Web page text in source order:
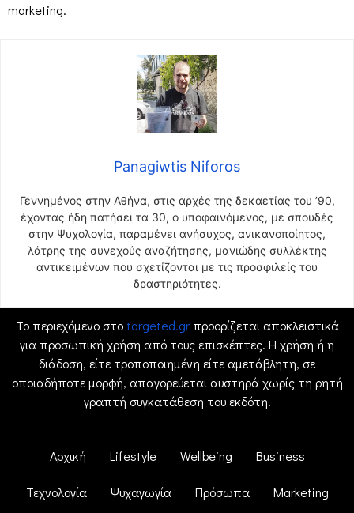
marketing.
Panagiwtis Niforos
Γεννημένος στην Αθήνα, στις αρχές της δεκαετίας του ’90,
έχοντας ήδη πατήσει τα 30, ο υποφαινόμενος, με σπουδές
στην Ψυχολογία, παραμένει ανήσυχος, ανικανοποίητος,
λάτρης της συνεχούς αναζήτησης, μανιώδης συλλέκτης
αντικειμένων που σχετίζονται με τις προσφιλείς του
δραστηριότητες.
Το περιεχόμενο στο targeted.grπροορίζεται αποκλειστικά
για προσωπική χρήση από τους επισκέπτες. Η χρήση ή η
διάδοση, είτε τροποποιημένη είτε αμετάβλητη, σε
οποιαδήποτε μορφή, απαγορεύεται αυστηρά χωρίς τη ρητή
γραπτή συγκατάθεση του εκδότη.
Αρχική Lifestyle Wellbeing Business
Τεχνολογία Ψυχαγωγία Πρόσωπα Marketing